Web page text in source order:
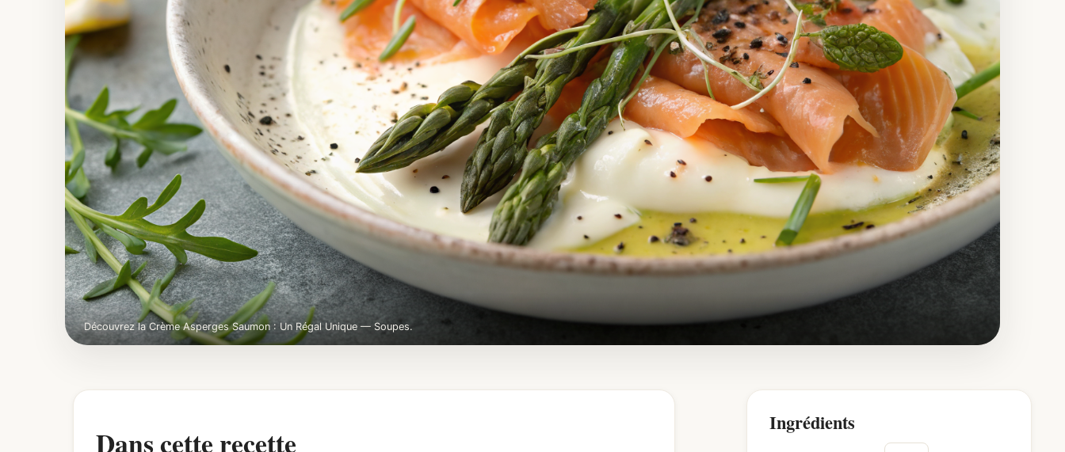
Découvrez la Crème Asperges Saumon : Un Régal Unique — Soupes.
Dans cette recette
Ingrédients